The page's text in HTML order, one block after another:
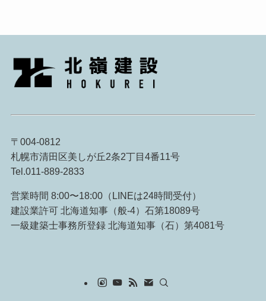
〒004-0812
札幌市清田区美しが丘2条2丁目4番11号
Tel.011-889-2833
営業時間 8:00〜18:00（LINEは24時間受付）
建設業許可 北海道知事（般-4）石第18089号
一級建築士事務所登録 北海道知事（石）第4081号